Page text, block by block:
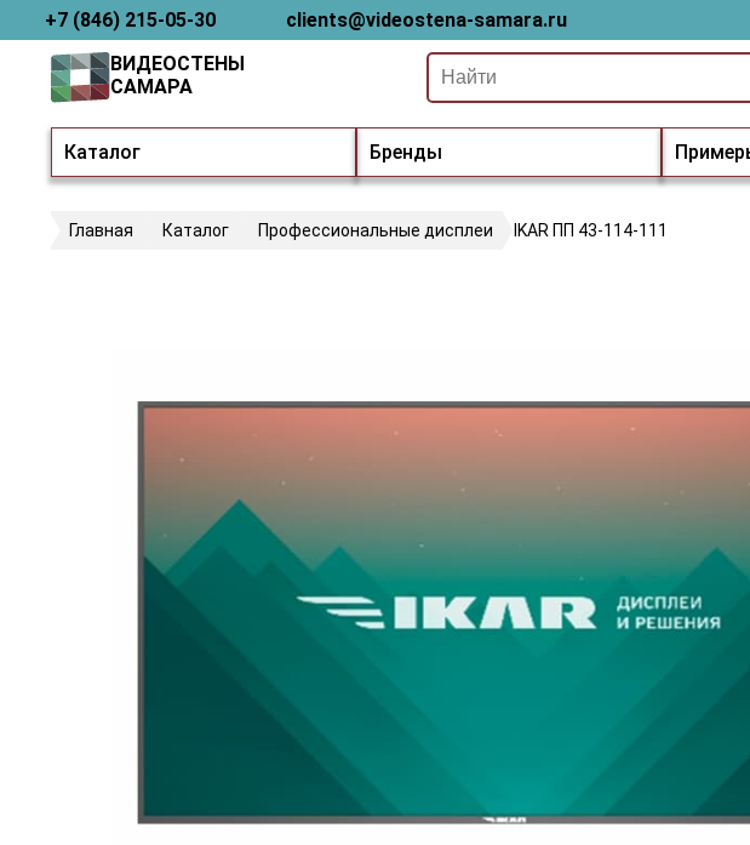
+7 (846) 215-05-30 clients@videostena-samara.ru
Каталог Бренды
ВИДЕОСТЕНЫ
САМАРА
Главная Каталог Профессиональные дисплеи IKAR ПП 43-114-111